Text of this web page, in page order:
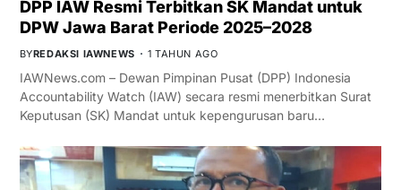
DPP IAW Resmi Terbitkan SK Mandat untuk
DPW Jawa Barat Periode 2025–2028
BYREDAKSI IAWNEWS 1 TAHUN AGO
IAWNews.com – Dewan Pimpinan Pusat (DPP) Indonesia
Accountability Watch (IAW) secara resmi menerbitkan Surat
Keputusan (SK) Mandat untuk kepengurusan baru…